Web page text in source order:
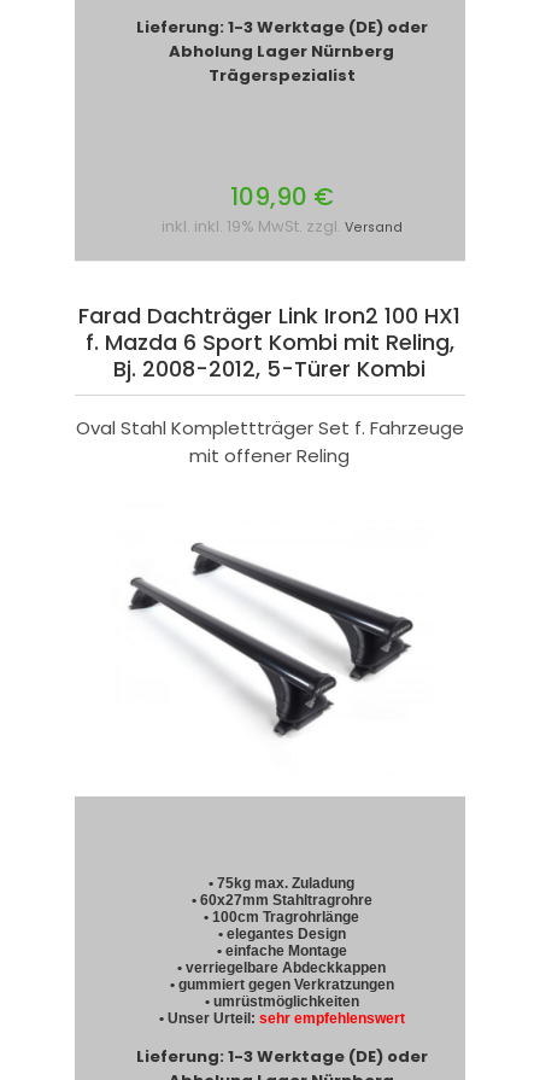
Lieferung: 1-3 Werktage (DE) oder
Abholung Lager Nürnberg
Trägerspezialist
109,90 €
inkl. inkl. 19% MwSt. zzgl. Versand
Farad Dachträger Link Iron2 100 HX1
f. Mazda 6 Sport Kombi mit Reling,
Bj. 2008-2012, 5-Türer Kombi
Oval Stahl Komplettträger Set f. Fahrzeuge
mit offener Reling
• 75kg max. Zuladung
• 60x27mm Stahltragrohre
• 100cm Tragrohrlänge
• elegantes Design
• einfache Montage
• verriegelbare Abdeckkappen
• gummiert gegen Verkratzungen
• umrüstmöglichkeiten
• Unser Urteil: sehr empfehlenswert
Lieferung: 1-3 Werktage (DE) oder